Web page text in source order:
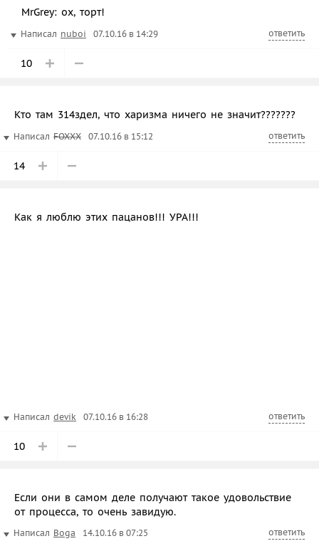
MrGrey: ох, торт!
Написал nuboi 07.10.16 в 14:29 ответить
10
Кто там 314здел, что харизма ничего не значит???????
Написал FOXXX 07.10.16 в 15:12 ответить
14
Как я люблю этих пацанов!!! УРА!!!
Написал devik 07.10.16 в 16:28 ответить
10
Если они в самом деле получают такое удовольствие
от процесса, то очень завидую.
Написал Boga 14.10.16 в 07:25 ответить